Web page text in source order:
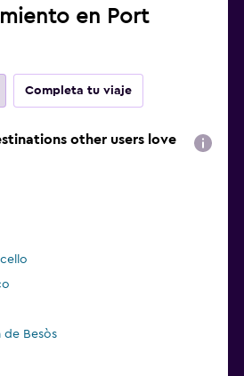
en Port
Completa tu viaje
other users love
de Besòs